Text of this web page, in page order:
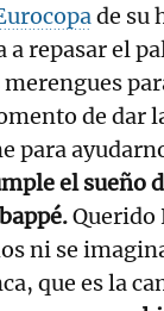
de su
repasar el
de dar
para
el sueño
Querido
ni se
que es la